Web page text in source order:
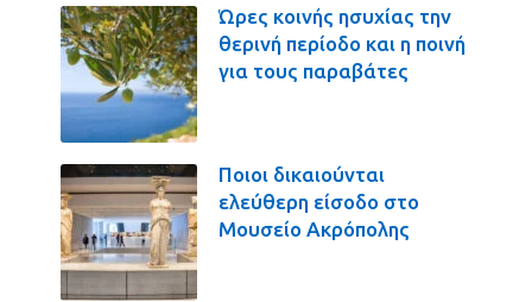
Ώρες κοινής ησυχίας την
θερινή περίοδο και η ποινή
για τους παραβάτες
Ποιοι δικαιούνται
ελεύθερη είσοδο στο
Μουσείο Ακρόπολης